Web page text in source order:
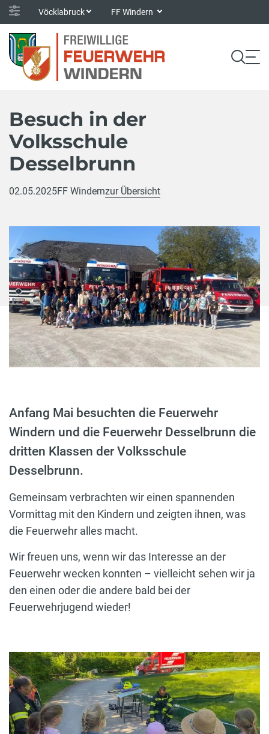
Vöcklabruck FF Windern
Besuch in der
Volksschule
Desselbrunn
02.05.2025FF Windernzur Übersicht
Anfang Mai besuchten die Feuerwehr
Windern und die Feuerwehr Desselbrunn die
dritten Klassen der Volksschule
Desselbrunn.
Gemeinsam verbrachten wir einen spannenden
Vormittag mit den Kindern und zeigten ihnen, was
die Feuerwehr alles macht.
Wir freuen uns, wenn wir das Interesse an der
Feuerwehr wecken konnten – vielleicht sehen wir ja
den einen oder die andere bald bei der
Feuerwehrjugend wieder!